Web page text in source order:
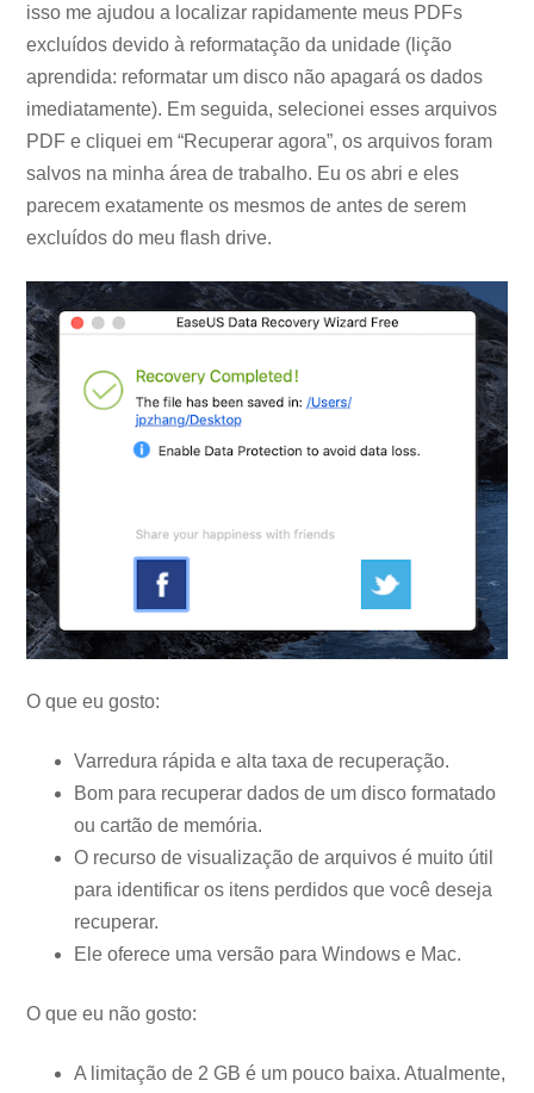
isso me ajudou a localizar rapidamente meus PDFs
excluídos devido à reformatação da unidade (lição
aprendida: reformatar um disco não apagará os dados
imediatamente). Em seguida, selecionei esses arquivos
PDF e cliquei em “Recuperar agora”, os arquivos foram
salvos na minha área de trabalho. Eu os abri e eles
parecem exatamente os mesmos de antes de serem
excluídos do meu flash drive.
O que eu gosto:
Varredura rápida e alta taxa de recuperação.
Bom para recuperar dados de um disco formatado
ou cartão de memória.
O recurso de visualização de arquivos é muito útil
para identificar os itens perdidos que você deseja
recuperar.
Ele oferece uma versão para Windows e Mac.
O que eu não gosto:
A limitação de 2 GB é um pouco baixa. Atualmente,